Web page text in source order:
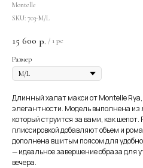
Montelle
SKU: 703-M/L
15 600 р. / 1 pc
Размер
Длинный халат макси от Montelle
элегантности. Модель выполнена из
который струится за вами, как
плиссировкой добавляют объем и
дополнена вшитым поясом для
— идеальное завершение образа для
вечера.